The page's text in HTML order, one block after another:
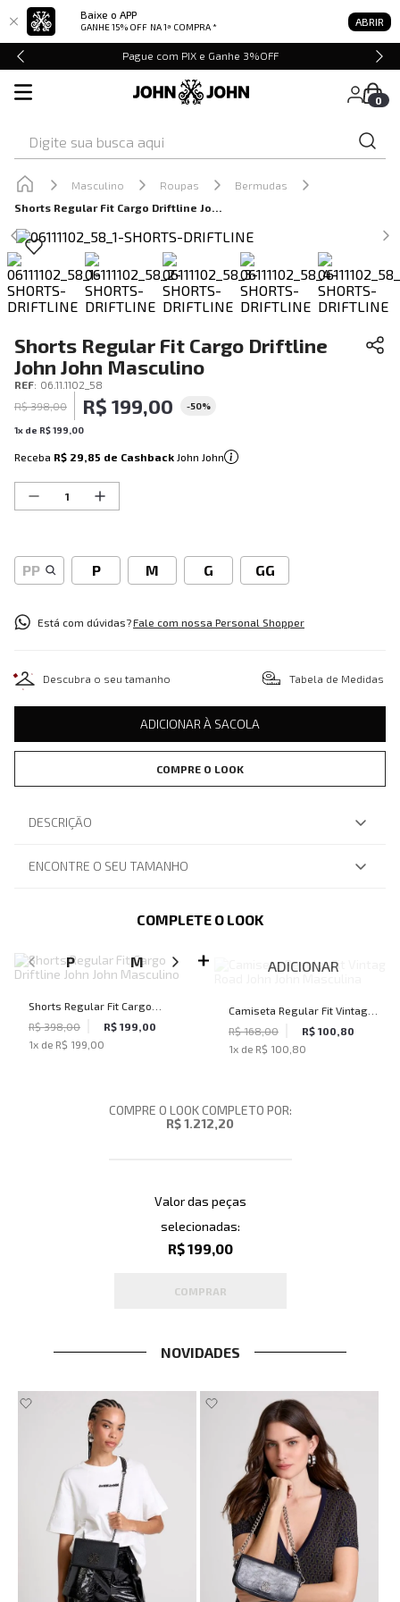
Baixe o APP
GANHE 15% OFF NA 1ª COMPRA * ABRIR
Pague com PIX e Ganhe 3%OFF
0
Masculino Roupas
Bermudas
Shorts Regular Fit Cargo Driftline John John Masculino
Shorts Regular Fit Cargo Driftline
John John Masculino
REF: 06.11.1102_58
R$ 398,00 R$ 199,00 -50%
1x de R$199 00
Receba R$ 29,85 de Cashback John John
PP P M G GG
Está com dúvidas?Fale com nossa Personal Shopper
Descubra o seu tamanho Tabela de Medidas
ADICIONAR À SACOLA
COMPRE O LOOK
DESCRIÇÃO
ENCONTRE O SEU TAMANHO
COMPLETE O LOOK
P M G GG
Shorts Regular Fit Cargo
Driftline John John Masculino
R$ 398,00
R$ 199,00
1x de R$ 199,00
ADICIONAR
Camiseta Regular Fit Vintage
Road John John Masculina
R$ 168,00
R$ 100,80
1x de R$ 100,80
COMPRE O LOOK COMPLETO POR:
R$ 1.212,20
Valor das peças
selecionadas:
R$ 199,00
COMPRAR
NOVIDADES